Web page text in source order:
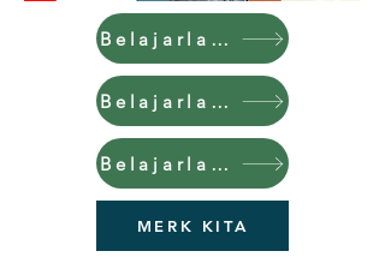
Belajarlah lagi
Belajarlah lagi
Belajarlah lagi
MERK KITA